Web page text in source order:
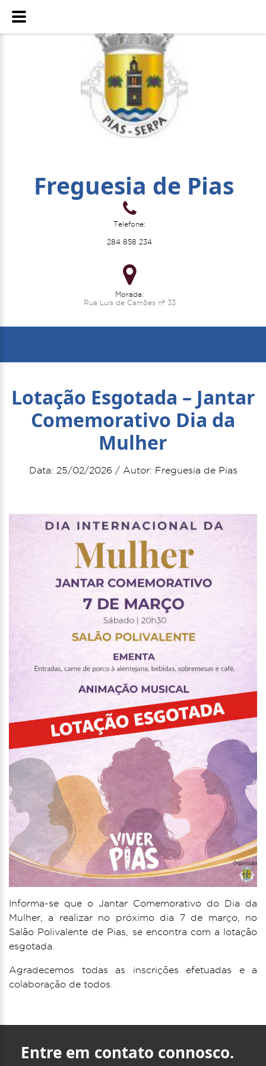
Freguesia de Pias
Telefone:
284 858 234
Morada:
Rua Luís de Camões nº 33
Lotação Esgotada – Jantar
Comemorativo Dia da
Mulher
Data: 25/02/2026 / Autor: Freguesia de Pias
Informa-se que o Jantar Comemorativo do Dia da
Mulher, a realizar no próximo dia 7 de março, no
Salão Polivalente de Pias, se encontra com a lotação
esgotada.
Agradecemos todas as inscrições efetuadas e a
colaboração de todos.
Entre em contato connosco.